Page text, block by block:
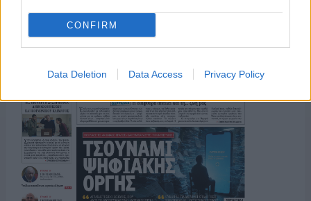
CONFIRM
Data Deletion Data Access Privacy Policy